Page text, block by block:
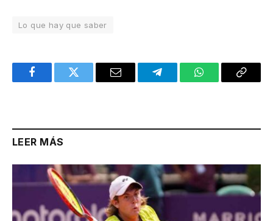
Lo que hay que saber
FacebookTwitter Email TelegramWhatsAppCopy
LEER MÁS